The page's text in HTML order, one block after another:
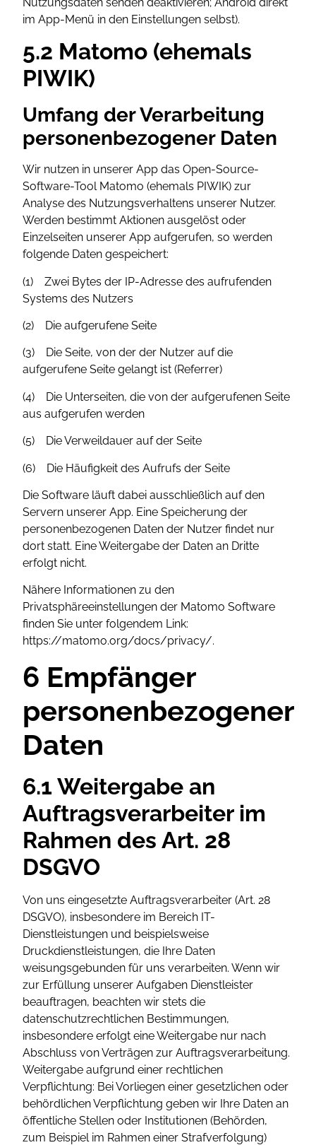
im App-Menü in den Einstellungen selbst).
5.2 Matomo (ehemals
PIWIK)
Umfang der Verarbeitung
personenbezogener Daten
Wir nutzen in unserer App das Open-Source-
Software-Tool Matomo (ehemals PIWIK) zur
Analyse des Nutzungsverhaltens unserer Nutzer.
Werden bestimmt Aktionen ausgelöst oder
Einzelseiten unserer App aufgerufen, so werden
folgende Daten gespeichert:
(1) Zwei Bytes der IP-Adresse des aufrufenden
Systems des Nutzers
(2) Die aufgerufene Seite
(3) Die Seite, von der der Nutzer auf die
aufgerufene Seite gelangt ist (Referrer)
(4) Die Unterseiten, die von der aufgerufenen Seite
aus aufgerufen werden
(5) Die Verweildauer auf der Seite
(6) Die Häufigkeit des Aufrufs der Seite
Die Software läuft dabei ausschließlich auf den
Servern unserer App. Eine Speicherung der
personenbezogenen Daten der Nutzer findet nur
dort statt. Eine Weitergabe der Daten an Dritte
erfolgt nicht.
Nähere Informationen zu den
Privatsphäreeinstellungen der Matomo Software
finden Sie unter folgendem Link:
https://matomo.org/docs/privacy/.
6 Empfänger
personenbezogener
Daten
6.1 Weitergabe an
Auftragsverarbeiter im
Rahmen des Art. 28
DSGVO
Von uns eingesetzte Auftragsverarbeiter (Art. 28
DSGVO), insbesondere im Bereich IT-
Dienstleistungen und beispielsweise
Druckdienstleistungen, die Ihre Daten
weisungsgebunden für uns verarbeiten. Wenn wir
zur Erfüllung unserer Aufgaben Dienstleister
beauftragen, beachten wir stets die
datenschutzrechtlichen Bestimmungen,
insbesondere erfolgt eine Weitergabe nur nach
Abschluss von Verträgen zur Auftragsverarbeitung.
Weitergabe aufgrund einer rechtlichen
Verpflichtung: Bei Vorliegen einer gesetzlichen oder
behördlichen Verpflichtung geben wir Ihre Daten an
öffentliche Stellen oder Institutionen (Behörden,
zum Beispiel im Rahmen einer Strafverfolgung)